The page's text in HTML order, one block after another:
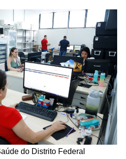
do Distrito Federal